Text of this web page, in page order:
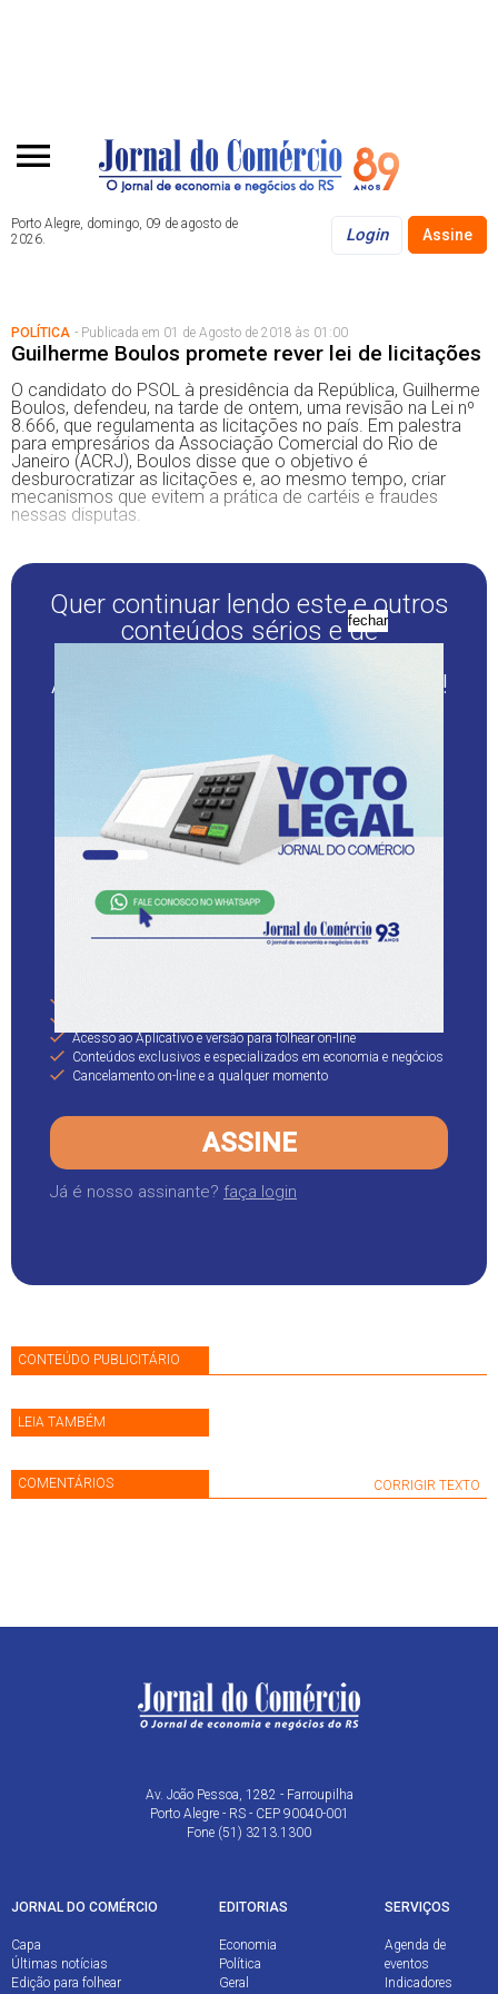
Porto Alegre, domingo, 09 de agosto de
2026.
Login Assine
POLÍTICA - Publicada em 01 de Agosto de 2018 às 01:00
Guilherme Boulos promete rever lei de licitações
O candidato do PSOL à presidência da República, Guilherme
Boulos, defendeu, na tarde de ontem, uma revisão na Lei nº
8.666, que regulamenta as licitações no país. Em palestra
para empresários da Associação Comercial do Rio de
Janeiro (ACRJ), Boulos disse que o objetivo é
desburocratizar as licitações e, ao mesmo tempo, criar
mecanismos que evitem a prática de cartéis e fraudes
nessas disputas.
Quer continuar lendo este e outros
conteúdos sérios e de
Assine o JC Digital com desconto!
Acesso ao Aplicativo e versão para folhear on-line
Conteúdos exclusivos e especializados em economia e negócios
Cancelamento on-line e a qualquer momento
ASSINE
Já é nosso assinante? faça login
CONTEÚDO PUBLICITÁRIO
LEIA TAMBÉM
COMENTÁRIOS CORRIGIR TEXTO
Av. João Pessoa, 1282 - Farroupilha
Porto Alegre - RS - CEP 90040-001
Fone (51) 3213.1300
JORNAL DO COMÉRCIO
Capa
Últimas notícias
Edição para folhear
EDITORIAS
Economia
Política
Geral
SERVIÇOS
Agenda de
eventos
Indicadores
fechar